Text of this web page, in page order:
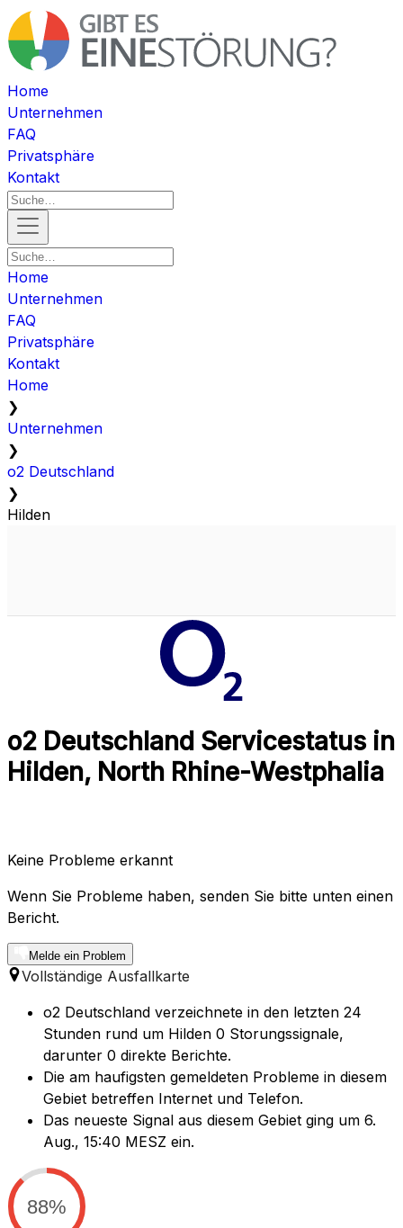
Home
Unternehmen
FAQ
Privatsphäre
Kontakt
Home
Unternehmen
FAQ
Privatsphäre
Kontakt
Home
❯
Unternehmen
❯
o2 Deutschland
❯
Hilden
o2 Deutschland Servicestatus in
Hilden, North Rhine-Westphalia
Keine Probleme erkannt
Wenn Sie Probleme haben, senden Sie bitte unten einen
Bericht.
Melde ein Problem
Vollständige Ausfallkarte
o2 Deutschland verzeichnete in den letzten 24
Stunden rund um Hilden 0 Storungssignale,
darunter 0 direkte Berichte.
Die am haufigsten gemeldeten Probleme in diesem
Gebiet betreffen Internet und Telefon.
Das neueste Signal aus diesem Gebiet ging um 6.
Aug., 15:40 MESZ ein.
88%